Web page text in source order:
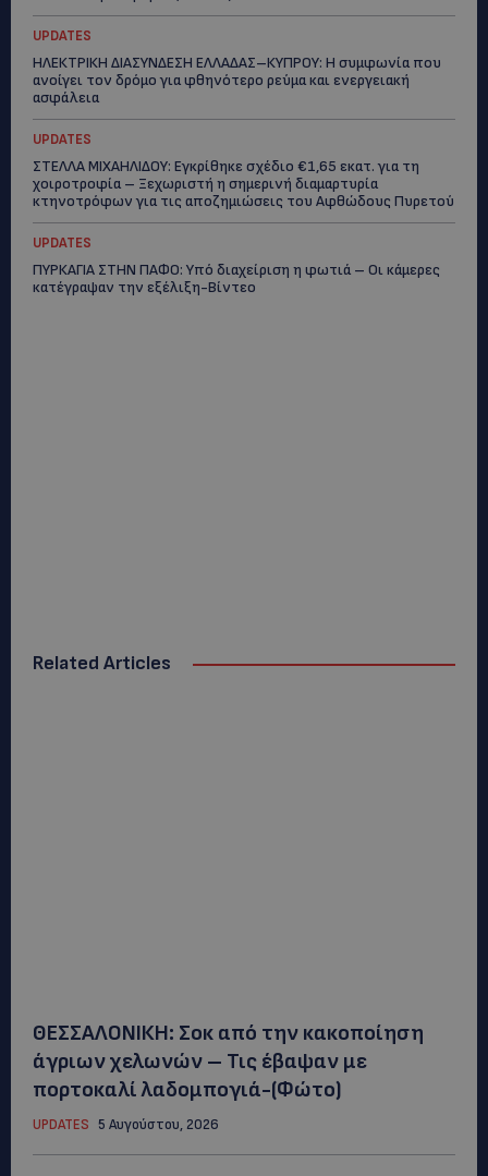
UPDATES
ΗΛΕΚΤΡΙΚΗ ΔΙΑΣΥΝΔΕΣΗ ΕΛΛΑΔΑΣ–ΚΥΠΡΟΥ: Η συμφωνία που
ανοίγει τον δρόμο για φθηνότερο ρεύμα και ενεργειακή
ασφάλεια
UPDATES
ΣΤΕΛΛΑ ΜΙΧΑΗΛΙΔΟΥ: Εγκρίθηκε σχέδιο €1,65 εκατ. για τη
χοιροτροφία – Ξεχωριστή η σημερινή διαμαρτυρία
κτηνοτρόφων για τις αποζημιώσεις του Αφθώδους Πυρετού
UPDATES
ΠΥΡΚΑΓΙΑ ΣΤΗΝ ΠΑΦΟ: Υπό διαχείριση η φωτιά – Οι κάμερες
κατέγραψαν την εξέλιξη-Βίντεο
Related Articles
ΘΕΣΣΑΛΟΝΙΚΗ: Σοκ από την κακοποίηση
άγριων χελωνών – Τις έβαψαν με
πορτοκαλί λαδομπογιά-(Φώτο)
UPDATES 5 Αυγούστου, 2026